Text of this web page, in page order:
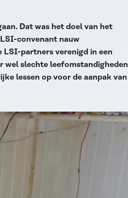
Dat was het doel van het
convenant nauw
LSI-partners verenigd in een
wel slechte leefomstandigheden
lessen op voor de aanpak van